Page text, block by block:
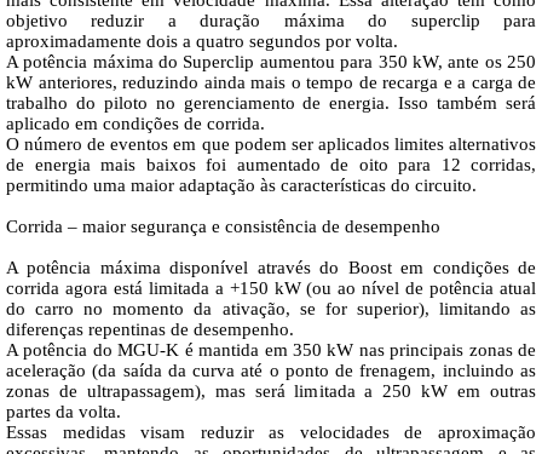
objetivo reduzir a duração máxima do superclip para
aproximadamente dois a quatro segundos por volta.
A potência máxima do Superclip aumentou para 350 kW, ante os 250
kW anteriores, reduzindo ainda mais o tempo de recarga e a carga de
trabalho do piloto no gerenciamento de energia. Isso também será
aplicado em condições de corrida.
O número de eventos em que podem ser aplicados limites alternativos
de energia mais baixos foi aumentado de oito para 12 corridas,
permitindo uma maior adaptação às características do circuito.
Corrida – maior segurança e consistência de desempenho
A potência máxima disponível através do Boost em condições de
corrida agora está limitada a +150 kW (ou ao nível de potência atual
do carro no momento da ativação, se for superior), limitando as
diferenças repentinas de desempenho.
A potência do MGU-K é mantida em 350 kW nas principais zonas de
aceleração (da saída da curva até o ponto de frenagem, incluindo as
zonas de ultrapassagem), mas será limitada a 250 kW em outras
partes da volta.
Essas medidas visam reduzir as velocidades de aproximação